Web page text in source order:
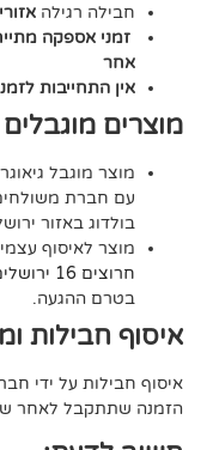
אזורים חריגים1-7 ימי עסקים
מתייחסים להזמנות
לזמני אספקה.
גיאוגרפית:
גיאוגרפית ירושלים –
חיצונית יסופקו
ירושלים / מבשרת ציון
עצמי – לאיסוףמחנות
. יש לוודא עם
ומשלוחים:
חברת המשלוחים בשעה 11:00
לאחר שעת האיסוף תידחה